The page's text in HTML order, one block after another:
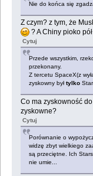
Nie do końca się
Z czym? z tym, że
? A Chiny pioko
Cytuj
Przede wszystkim,
przekonany.
Z tercetu SpaceX(z
zyskowny byłtylko
Co ma zyskowność
zyskowne?
Cytuj
Porównanie o
widzę zbyt wielkiego
są przeciętne. Ich
nie umie...